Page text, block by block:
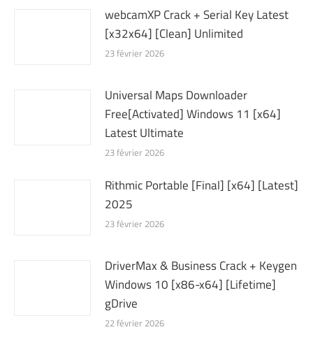
webcamXP Crack + Serial Key Latest
[x32x64] [Clean] Unlimited
23 février 2026
Universal Maps Downloader
Free[Activated] Windows 11 [x64]
Latest Ultimate
23 février 2026
Rithmic Portable [Final] [x64] [Latest]
2025
23 février 2026
DriverMax & Business Crack + Keygen
Windows 10 [x86-x64] [Lifetime]
gDrive
22 février 2026